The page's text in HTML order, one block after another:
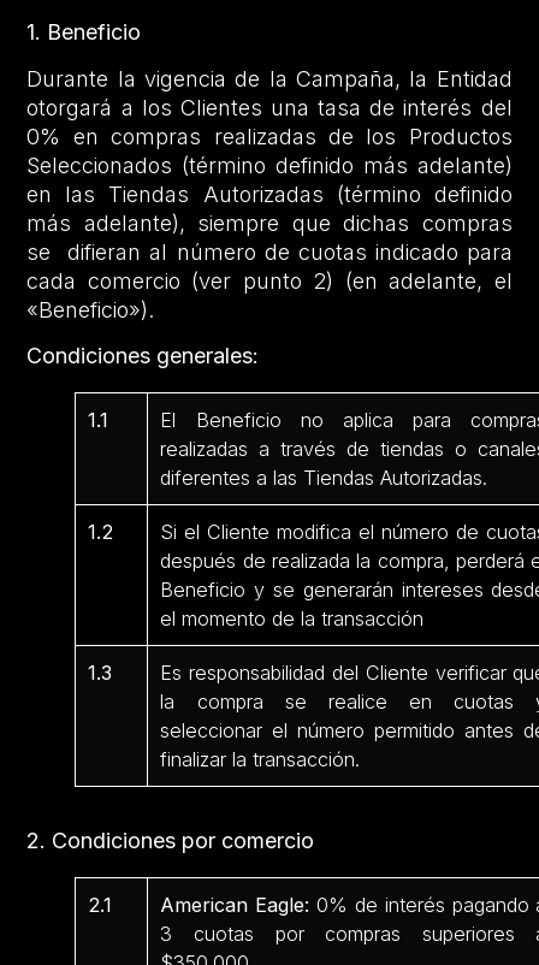
1. Beneficio
Durante la vigencia de la Campaña, la Entidad
otorgará a los Clientes una tasa de interés del
0% en compras realizadas de los Productos
Seleccionados (término definido más adelante)
en las Tiendas Autorizadas (término definido
más adelante), siempre que dichas compras
se difieran al número de cuotas indicado para
cada comercio (ver punto 2) (en adelante, el
«Beneficio»).
Condiciones generales:
1.1
El Beneficio no aplica para
realizadas a través de tiendas o
diferentes a las Tiendas Autorizadas.
1.2
Si el Cliente modifica el número de
después de realizada la compra, perderá
Beneficio y se generarán intereses
el momento de la transacción
1.3
Es responsabilidad del Cliente verificar
la compra se realice en cuotas
seleccionar el número permitido antes
finalizar la transacción.
2. Condiciones por comercio
2.1 American Eagle: 0% de interés pagando
3 cuotas por compras superiores